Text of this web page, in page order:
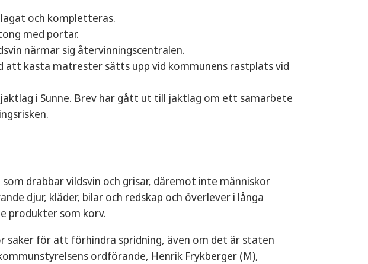
och kompletteras.
med portar.
närmar sig återvinningscentralen.
kasta matrester sätts upp vid kommunens rastplats vid
i Sunne. Brev har gått ut till jaktlag om ett samarbete
drabbar vildsvin och grisar, däremot inte människor
djur, kläder, bilar och redskap och överlever i långa
produkter som korv.
saker för att förhindra spridning, även om det är staten
ordförande, Henrik Frykberger (M),